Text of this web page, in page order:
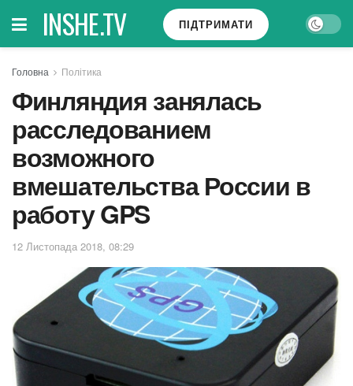
INSHE.TV ПІДТРИМАТИ
Головна Політика
Финляндия занялась
расследованием
возможного
вмешательства России в
работу GPS
12 Листопада 2018, 08:29